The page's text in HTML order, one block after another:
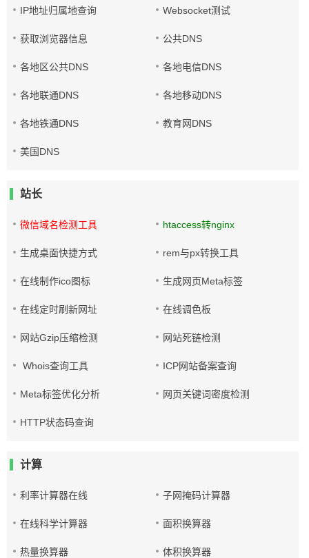
IP地址归属地查询 Websocket测试
获取浏览器信息 公共DNS
各地区公共DNS 各地电信DNS
各地联通DNS 各地移动DNS
各地铁通DNS 教育网DNS
美国DNS
站长
微信域名检测工具 htaccess转nginx
生成桌面快捷方式 rem与px转换工具
在线制作ico图标 生成网页Meta标签
在线定时刷新网址 在线调色板
网站Gzip压缩检测 网站死链检测
Whois查询工具 ICP网站备案查询
Meta标签优化分析 网页关键词密度检测
HTTP状态码查询
计算
利率计算器在线 子网掩码计算器
在线科学计算器 面积换算器
热量换算器 体积换算器